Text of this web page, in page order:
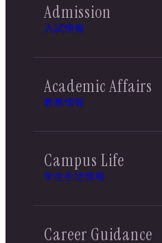
Admission
入試情報
Academic Affairs
教務情報
Campus Life
学生生活情報
Career Guidance